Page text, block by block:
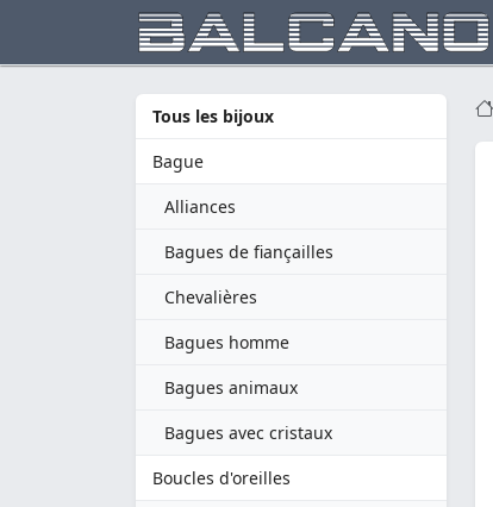
Tous les bijoux
Bague
Alliances
Bagues de fiançailles
Chevalières
Bagues homme
Bagues animaux
Bagues avec cristaux
Boucles d'oreilles